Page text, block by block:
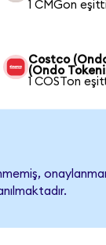
1 CMGon
Costco
(Ondo
1 COSTon